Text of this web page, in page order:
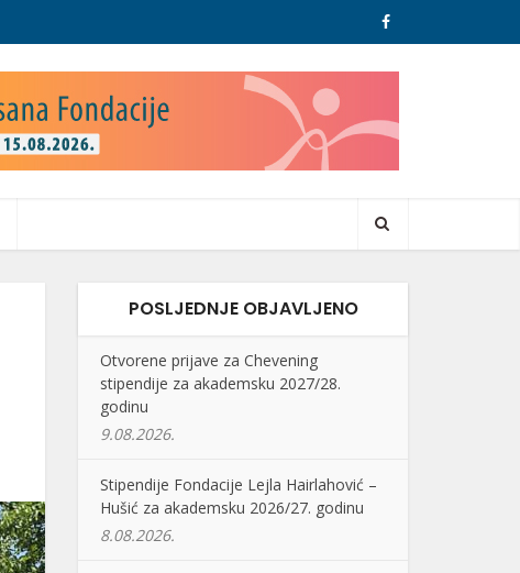
POSLJEDNJE OBJAVLJENO
Otvorene prijave za Chevening
stipendije za akademsku 2027/28.
godinu
9.08.2026.
Stipendije Fondacije Lejla Hairlahović –
Hušić za akademsku 2026/27. godinu
8.08.2026.